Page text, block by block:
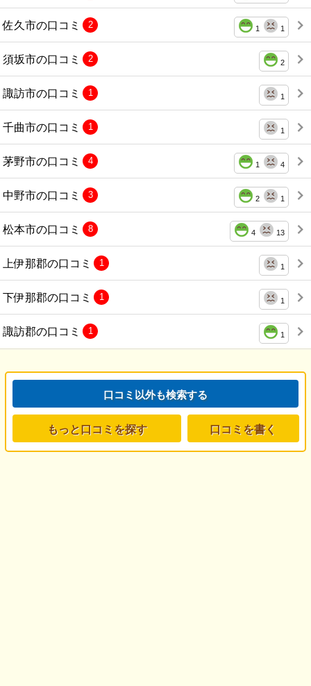
佐久市の口コミ 1 1
2
須坂市の口コミ 2
2
諏訪市の口コミ 1
1
千曲市の口コミ 1
1
茅野市の口コミ 1 4
4
中野市の口コミ 2 1
3
松本市の口コミ 4 13
8
上伊那郡の口コミ 1
1
下伊那郡の口コミ 1
1
諏訪郡の口コミ 1
1
口コミ以外も検索する
もっと口コミを探す 口コミを書く